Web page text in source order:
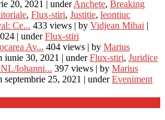
20, 2021 | underAnchete, Breaking
, Flux-stiri, Justitie, leontiuc
Ce... 433 views | by Vidjean Mihai |
| underFlux-stiri
Av... 404 views | by Marius
iunie 30, 2021 | underFlux-stiri, Juridice
Iohanni... 397 views | by Marius
septembrie 25, 2021 | underEveniment